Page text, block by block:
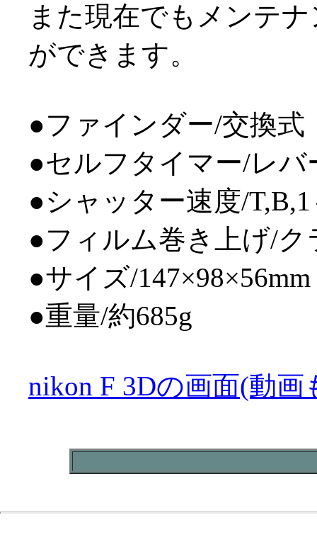
また現在でもメンテ
ができます。
●ファインダー/交換式
●セルフタイマー/レバ
●シャッター速度/T,B,1
●フィルム巻き上げ/ク
●サイズ/147×98×56mm
●重量/約685g
nikon F 3Dの画面(動